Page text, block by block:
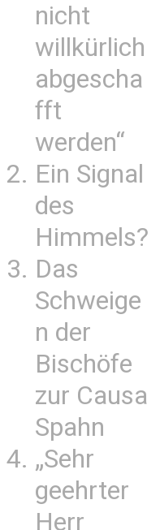
nicht
willkürlich
abgescha
fft
werden“
Ein Signal
des
Himmels?
Das
Schweige
n der
Bischöfe
zur Causa
Spahn
„Sehr
geehrter
Herr